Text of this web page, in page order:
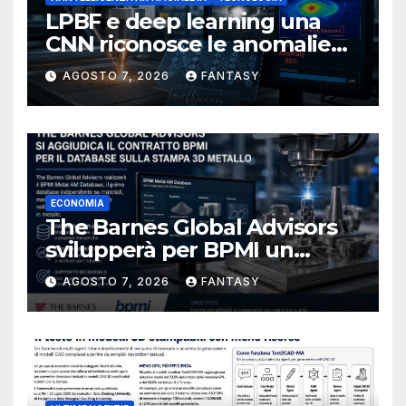
LPBF e deep learning una
CNN riconosce le anomalie
del bagno di fusione
AGOSTO 7, 2026 FANTASY
ECONOMIA
The Barnes Global Advisors
svilupperà per BPMI un
database per la stampa 3D
metallica destinata alla filiera
navale statunitense
AGOSTO 7, 2026 FANTASY